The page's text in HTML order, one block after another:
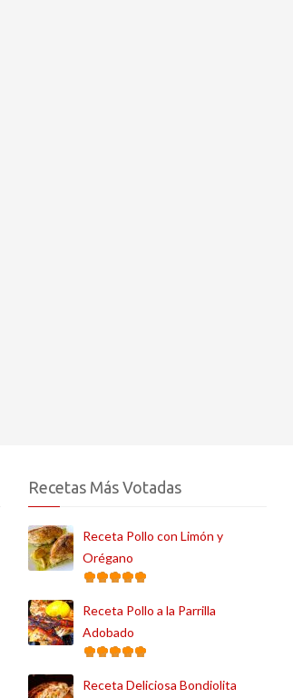
Recetas Más Votadas
Receta Pollo con Limón y
Orégano
Receta Pollo a la Parrilla
Adobado
Receta Deliciosa Bondiolita